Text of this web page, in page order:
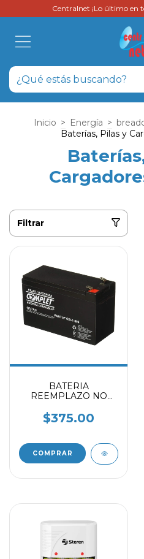
Centralnet ¡Lo último en
Inicio > Energía >
Baterías, Pilas y
Filtrar
BATERIA
REEMPLAZO NO
CEI-1-006 NEGRO
$375.00